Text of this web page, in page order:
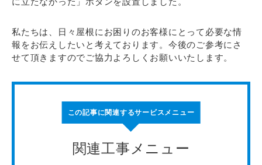
私たちは、日々屋根にお困りのお客様にとって必要な情
報をお伝えしたいと考えております。今後のご参考にさ
せて頂きますのでご協力よろしくお願いいたします。
この記事に関連するサービスメニュー
関連工事メニュー